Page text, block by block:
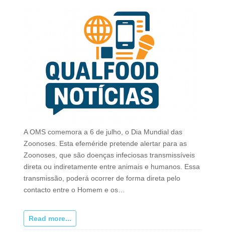
A OMS comemora a 6 de julho, o Dia Mundial das
Zoonoses. Esta efeméride pretende alertar para as
Zoonoses, que são doenças infeciosas transmissíveis
direta ou indiretamente entre animais e humanos. Essa
transmissão, poderá ocorrer de forma direta pelo
contacto entre o Homem e os…
Read more...